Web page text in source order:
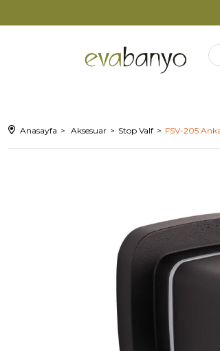
Anasayfa Aksesuar Stop Valf FSV-205